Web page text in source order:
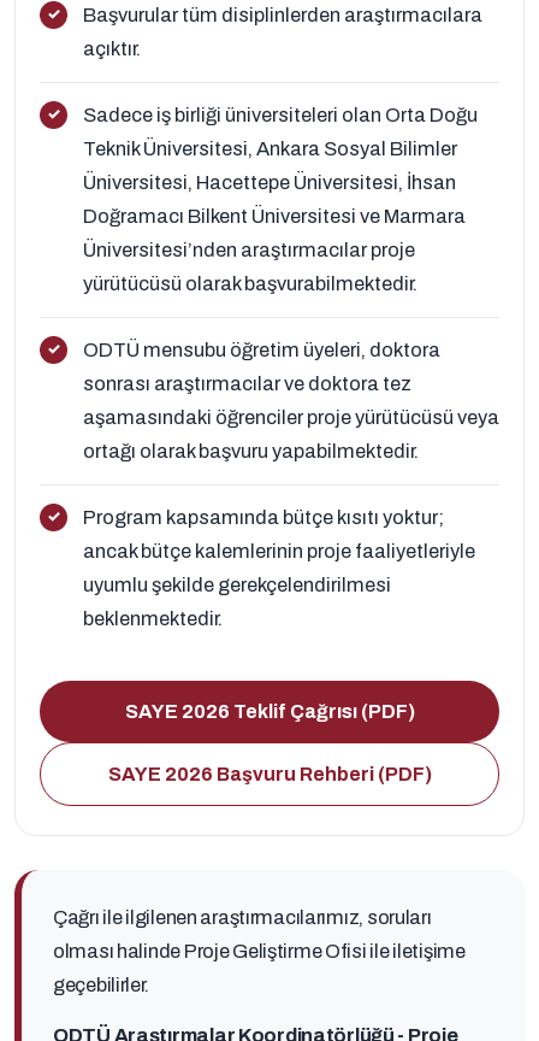
Başvurular tüm disiplinlerden araştırmacılara
açıktır.
Sadece iş birliği üniversiteleri olan Orta Doğu
Teknik Üniversitesi, Ankara Sosyal Bilimler
Üniversitesi, Hacettepe Üniversitesi, İhsan
Doğramacı Bilkent Üniversitesi ve Marmara
Üniversitesi’nden araştırmacılar proje
yürütücüsü olarak başvurabilmektedir.
ODTÜ mensubu öğretim üyeleri, doktora
sonrası araştırmacılar ve doktora tez
aşamasındaki öğrenciler proje yürütücüsü veya
ortağı olarak başvuru yapabilmektedir.
Program kapsamında bütçe kısıtı yoktur;
ancak bütçe kalemlerinin proje faaliyetleriyle
uyumlu şekilde gerekçelendirilmesi
beklenmektedir.
SAYE 2026 Teklif Çağrısı (PDF)
SAYE 2026 Başvuru Rehberi (PDF)
Çağrı ile ilgilenen araştırmacılarımız, soruları
olması halinde Proje Geliştirme Ofisi ile iletişime
geçebilirler.
ODTÜ Araştırmalar Koordinatörlüğü - Proje